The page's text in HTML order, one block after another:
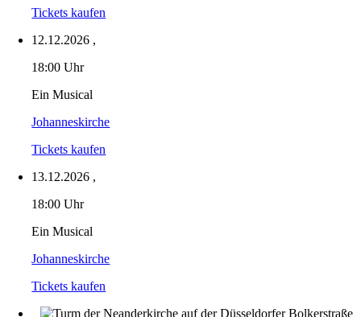
Tickets kaufen
12.12.2026 ,
18:00 Uhr
Ein Musical
Johanneskirche
Tickets kaufen
13.12.2026 ,
18:00 Uhr
Ein Musical
Johanneskirche
Tickets kaufen